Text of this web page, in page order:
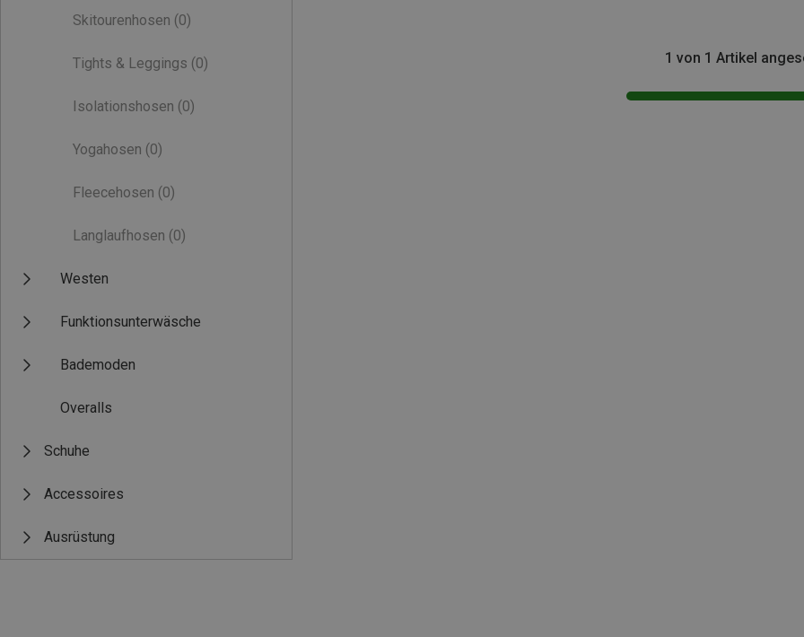
Skitourenhosen (0)
Tights & Leggings (0)
Isolationshosen (0)
Yogahosen (0)
Fleecehosen (0)
Langlaufhosen (0)
Westen
Funktionsunterwäsche
Bademoden
Overalls
Schuhe
Accessoires
Ausrüstung
1 von 1 Artikel